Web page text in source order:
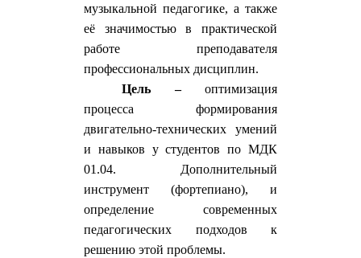
музыкальной педагогике, а также
её значимостью в практической
работе преподавателя
профессиональных дисциплин.
Цель – оптимизация
процесса формирования
двигательно-технических умений
и навыков у студентов по МДК
01.04. Дополнительный
инструмент (фортепиано), и
определение современных
педагогических подходов к
решению этой проблемы.